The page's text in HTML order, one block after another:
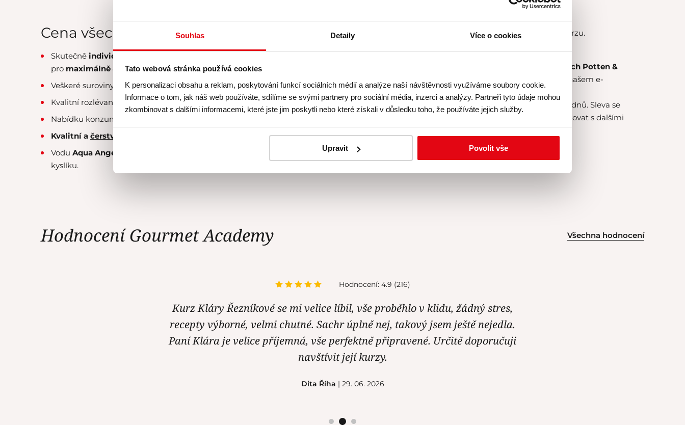
Souhlas Detaily Více o cookies
Tato webová stránka používá cookies
K personalizaci obsahu a reklam, poskytování funkcí sociálních médií a analýze naší návštěvnosti využíváme soubory cookie.
Informace o tom, jak náš web používáte, sdílíme se svými partnery pro sociální média, inzerci a analýzy. Partneři tyto údaje mohou
zkombinovat s dalšími informacemi, které jste jim poskytli nebo které získali v důsledku toho, že používáte jejich služby.
Upravit Povolit vše
Cena všech našich kurzů zahrnuje
Skutečně individuální péči
pro maximálně 8 účastníků.
Veškeré suroviny, u nichž klademe velký důraz na čerstvost a kvalitu.
Kvalitní rozlévané
víno od Simply Wines.
Nabídku konzumace exkluzivních
Kvalitní a čerstvě praženou kávu
Vodu Aqua Angels
kyslíku.
zástěry Gourmet Academyv průběhu kurzu.
Certifikáto absolvování kurzu.
Slevu 10 % na nákup zboží v prodejnách Potten &
a nebo na našem e-
shopu
www.pottenpannen.cz
(Nabídka platí v den konání kurzu a následujících 14 dnů. Sleva se
nevztahuje na již zlevněné zboží, slevu nelze kombinovat s dalšími
akčními nabídkami.)
Hodnocení Gourmet Academy Všechna hodnocení
Hodnocení: 4.9 (216)
Kurz Kláry Řezníkové se mi velice líbil, vše proběhlo v klidu, žádný stres,
recepty výborné, velmi chutné. Sachr úplně nej, takový jsem ještě nejedla.
Paní Klára je velice příjemná, vše perfektně připravené. Určitě doporučuji
navštívit její kurzy.
Dita Říha | 29. 06. 2026